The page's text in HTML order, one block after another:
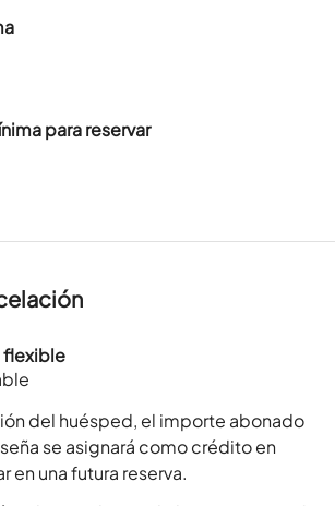
para reservar
flexible
del huésped, el importe abonado
se asignará como crédito en
en una futura reserva.